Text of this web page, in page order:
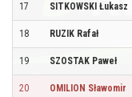
17 SITKOWSKI Łukasz
18 RUZIK Rafał
19 SZOSTAK Paweł
20 OMILION Sławomir